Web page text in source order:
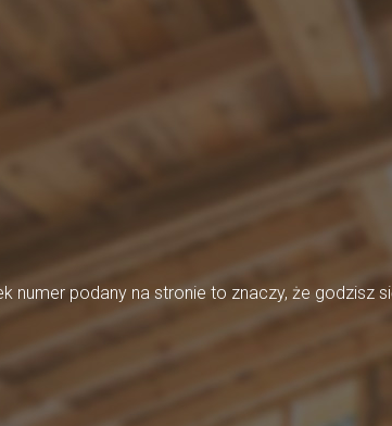
podany na stronie to znaczy, że godzisz